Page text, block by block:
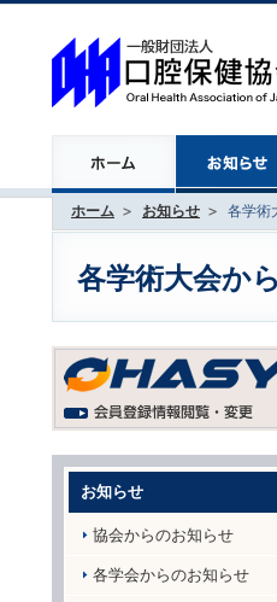
ホーム お知らせ 各学術
各学術大会か
お知らせ
協会からのお知らせ
各学会からのお知らせ